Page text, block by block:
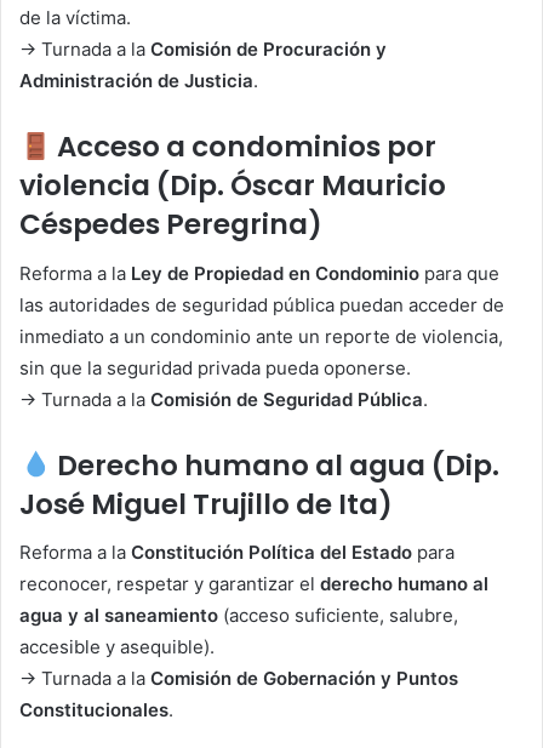
de la víctima.
→ Turnada a la Comisión de Procuración y
Administración de Justicia.
Acceso a condominios por
violencia (Dip. Óscar Mauricio
Céspedes Peregrina)
Reforma a la Ley de Propiedad en Condominio para que
las autoridades de seguridad pública puedan acceder de
inmediato a un condominio ante un reporte de violencia,
sin que la seguridad privada pueda oponerse.
→ Turnada a la Comisión de Seguridad Pública.
Derecho humano al agua (Dip.
José Miguel Trujillo de Ita)
Reforma a la Constitución Política del Estado para
reconocer, respetar y garantizar el derecho humano al
agua y al saneamiento (acceso suficiente, salubre,
accesible y asequible).
→ Turnada a la Comisión de Gobernación y Puntos
Constitucionales.